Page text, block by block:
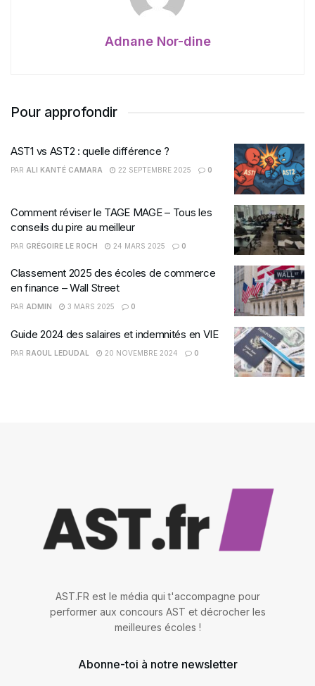
Adnane Nor-dine
Pour approfondir
AST1 vs AST2 : quelle différence ?
PAR ALI KANTÉ CAMARA 22 SEPTEMBRE 2025 0
Comment réviser le TAGE MAGE – Tous les
conseils du pire au meilleur
PAR GRÉGOIRE LE ROCH 24 MARS 2025 0
Classement 2025 des écoles de commerce
en finance – Wall Street
PAR ADMIN 3 MARS 2025 0
Guide 2024 des salaires et indemnités en VIE
PAR RAOUL LEDUDAL 20 NOVEMBRE 2024 0
AST.FR est le média qui t'accompagne pour
performer aux concours AST et décrocher les
meilleures écoles !
Abonne-toi à notre newsletter